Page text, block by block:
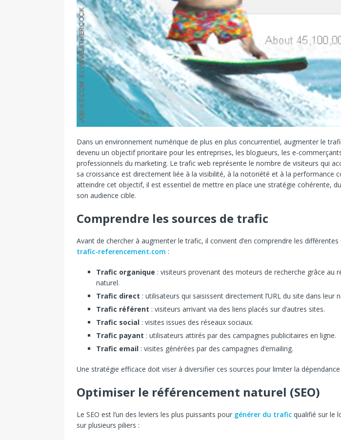
Dans un environnement numérique de plus en plus concurrentiel, augmenter le
devenu un objectif prioritaire pour les entreprises, les blogueurs, les e-
professionnels du marketing. Le trafic web représente le nombre de visiteurs qui
sa croissance est directement liée à la visibilité, à la notoriété et à la performance
atteindre cet objectif, il est essentiel de mettre en place une stratégie cohérente,
son audience cible.
Comprendre les sources de trafic
Avant de chercher à augmenter le trafic, il convient d’en comprendre les
trafic-referencement.com :
Trafic organique : visiteurs provenant des moteurs de recherche grâce au
naturel.
Trafic direct : utilisateurs qui saisissent directement l’URL du site dans leur
Trafic référent : visiteurs arrivant via des liens placés sur d’autres sites.
Trafic social : visites issues des réseaux sociaux.
Trafic payant : utilisateurs attirés par des campagnes publicitaires en ligne.
Trafic email : visites générées par des campagnes d’emailing.
Une stratégie efficace doit viser à diversifier ces sources pour limiter la dépendance
Optimiser le référencement naturel (SEO)
Le SEO est l’un des leviers les plus puissants pour générer du trafic qualifié sur le
sur plusieurs piliers :